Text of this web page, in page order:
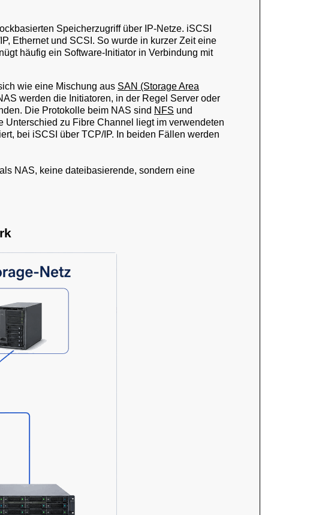
Speicherzugriff über IP-Netze. iSCSI
Ethernet und SCSI. So wurde in kurzer Zeit eine
häufig ein Software-Initiator in Verbindung mit
wie eine Mischung aus SAN (Storage Area
werden die Initiatoren, in der Regel Server oder
Die Protokolle beim NAS sind NFS und
zu Fibre Channel liegt im verwendeten
bei iSCSI über TCP/IP. In beiden Fällen werden
NAS, keine dateibasierende, sondern eine